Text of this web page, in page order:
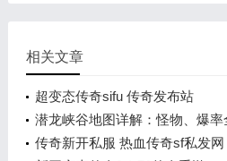
相关文章
超变态传奇sifu 传奇发布站
潜龙峡谷地图详解：怪物、爆率
传奇新开私服 热血传奇sf私发网